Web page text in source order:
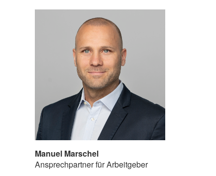
Manuel Marschel
Ansprechpartner für Arbeitgeber